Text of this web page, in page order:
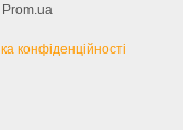
Prom.ua
конфіденційності